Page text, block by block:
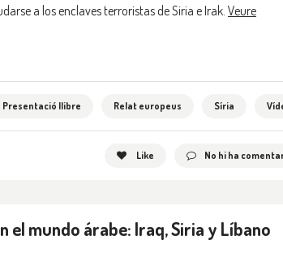
a los enclaves terroristas de Siria e Irak. Veure
Presentació llibre Relat europeus Síria
Like No hi ha
mundo árabe: Iraq, Siria y Líbano